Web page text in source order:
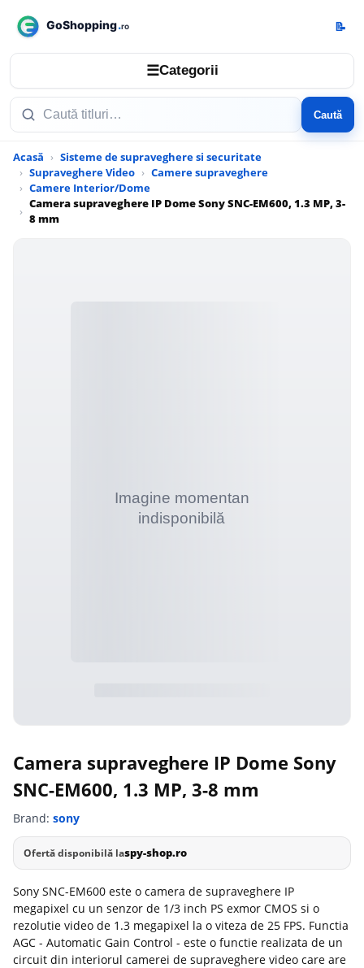
☰Categorii
Caută
📝
Acasă
Sisteme de supraveghere si securitate
Supraveghere Video
Camere supraveghere
Camere Interior/Dome
Camera supraveghere IP Dome Sony SNC-EM600, 1.3 MP, 3-
8 mm
Camera supraveghere IP Dome Sony
SNC-EM600, 1.3 MP, 3-8 mm
Brand: sony
Ofertă disponibilă laspy-shop.ro
Sony SNC-EM600 este o camera de supraveghere IP
megapixel cu un senzor de 1/3 inch PS exmor CMOS si o
rezolutie video de 1.3 megapixel la o viteza de 25 FPS. Functia
AGC - Automatic Gain Control - este o functie realizata de un
circuit din interiorul camerei de supraveghere video care are